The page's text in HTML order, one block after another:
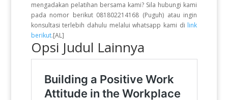
mengadakan pelatihan bersama kami? Sila hubungi kami
pada nomor berikut 081802214168 (Puguh) atau ingin
konsultasi terlebih dahulu melalui whatsapp kami di link
berikut.[AL]
Opsi Judul Lainnya